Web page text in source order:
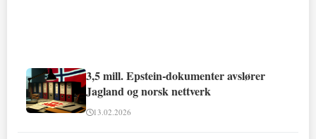
3,5 mill. Epstein-dokumenter avslører
Jagland og norsk nettverk
13.02.2026